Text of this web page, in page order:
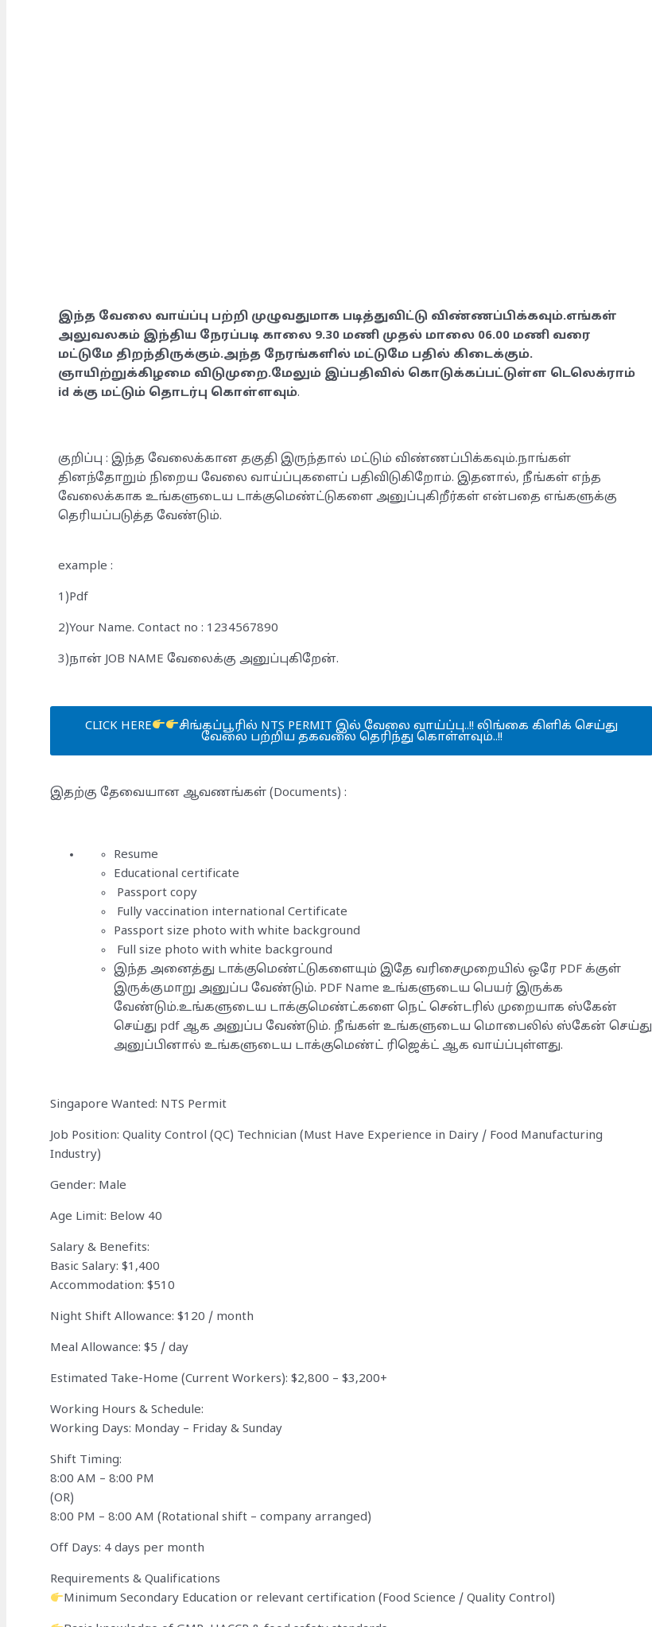
இந்த வேலை வாய்ப்பு பற்றி முழுவதுமாக படித்துவிட்டு விண்ணப்பிக்கவும்.எங்கள்
அலுவலகம் இந்திய நேரப்படி காலை 9.30 மணி முதல் மாலை 06.00 மணி வரை
மட்டுமே திறந்திருக்கும்.அந்த நேரங்களில் மட்டுமே பதில் கிடைக்கும்.
ஞாயிற்றுக்கிழமை விடுமுறை.மேலும் இப்பதிவில் கொடுக்கப்பட்டுள்ள டெலெக்ராம்
id க்கு மட்டும் தொடர்பு கொள்ளவும்.
குறிப்பு : இந்த வேலைக்கான தகுதி இருந்தால் மட்டும் விண்ணப்பிக்கவும்.நாங்கள்
தினந்தோறும் நிறைய வேலை வாய்ப்புகளைப் பதிவிடுகிறோம். இதனால், நீங்கள் எந்த
வேலைக்காக உங்களுடைய டாக்குமெண்ட்டுகளை அனுப்புகிறீர்கள் என்பதை எங்களுக்கு
தெரியப்படுத்த வேண்டும்.
example :
1)Pdf
2)Your Name. Contact no : 1234567890
3)நான் JOB NAME வேலைக்கு அனுப்புகிறேன்.
CLICK HERE சிங்கப்பூரில் NTS PERMIT இல் வேலை வாய்ப்பு..!! லிங்கை கிளிக் செய்து
வேலை பற்றிய தகவலை தெரிந்து கொள்ளவும்..!!
இதற்கு தேவையான ஆவணங்கள் (Documents) :
Resume
Educational certificate
Passport copy
Fully vaccination international Certificate
Passport size photo with white background
Full size photo with white background
இந்த அனைத்து டாக்குமெண்ட்டுகளையும் இதே வரிசைமுறையில் ஒரே PDF க்குள்
இருக்குமாறு அனுப்ப வேண்டும். PDF Name உங்களுடைய பெயர் இருக்க
வேண்டும்.உங்களுடைய டாக்குமெண்ட்களை நெட் சென்டரில் முறையாக ஸ்கேன்
செய்து pdf ஆக அனுப்ப வேண்டும். நீங்கள் உங்களுடைய மொபைலில் ஸ்கேன் செய்து
அனுப்பினால் உங்களுடைய டாக்குமெண்ட் ரிஜெக்ட் ஆக வாய்ப்புள்ளது.
Singapore Wanted: NTS Permit
Job Position: Quality Control (QC) Technician (Must Have Experience in Dairy / Food Manufacturing
Industry)
Gender: Male
Age Limit: Below 40
Salary & Benefits:
Basic Salary: $1,400
Accommodation: $510
Night Shift Allowance: $120 / month
Meal Allowance: $5 / day
Estimated Take-Home (Current Workers): $2,800 – $3,200+
Working Hours & Schedule:
Working Days: Monday – Friday & Sunday
Shift Timing:
8:00 AM – 8:00 PM
(OR)
8:00 PM – 8:00 AM (Rotational shift – company arranged)
Off Days: 4 days per month
Requirements & Qualifications
Minimum Secondary Education or relevant certification (Food Science / Quality Control)